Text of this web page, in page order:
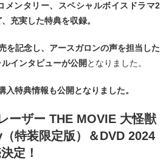
メンタリー、スペシャルボイスドラマ2
充実した特典を収録。
を記念し、アースガロンの声を担当した
インタビューが公開 となりました。
特典情報も公開となりました。
ーザー THE MOVIE 大怪獣
特装限定版）＆DVD 2024
定！